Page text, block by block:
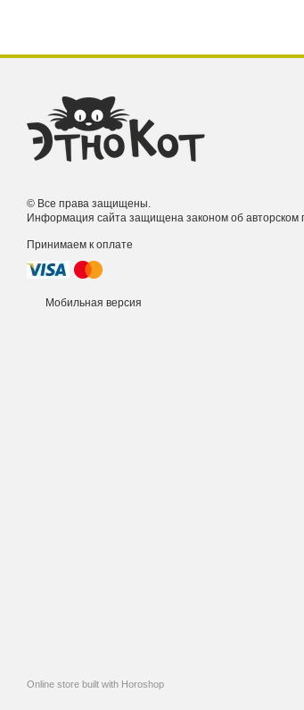
© Все права защищены.
Информация сайта защищена законом об авторском
Принимаем к оплате
Мобильная версия
Online store built with Horoshop